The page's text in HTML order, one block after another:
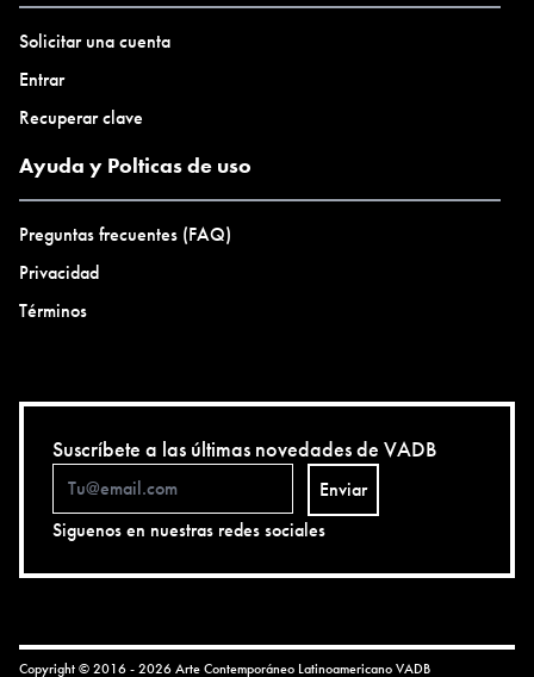
Solicitar una cuenta
Entrar
Recuperar clave
Ayuda y Polticas de uso
Preguntas frecuentes (FAQ)
Privacidad
Términos
Suscríbete a las últimas novedades de VADB
Enviar
Siguenos en nuestras redes sociales
Copyright © 2016 - 2026 Arte Contemporáneo LatinoamericanoVADB